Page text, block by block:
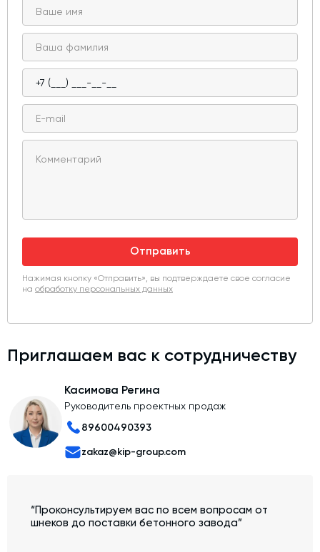
Отправить
Нажимая кнопку «Отправить», вы подтверждаете свое согласие
на обработку персональных данных
Приглашаем вас к сотрудничеству
Касимова Регина
Руководитель проектных продаж
89600490393
zakaz@kip-group.com
“Проконсультируем вас по всем вопросам от
шнеков до поставки бетонного завода”